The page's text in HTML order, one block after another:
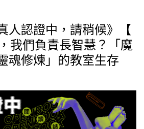
人認證中，請稍候》【
我們負責長智慧？「魔
魂修煉」的教室生存